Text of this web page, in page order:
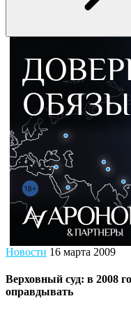
Новости 16 марта 2009
Верховный суд: в 2008
оправдывать